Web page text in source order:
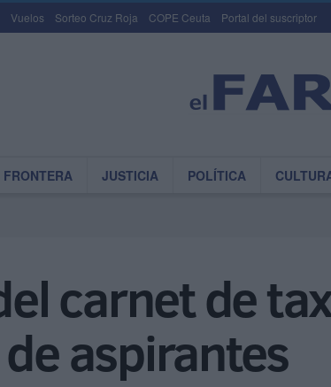
Vuelos Sorteo Cruz Roja COPE Ceuta Portal del suscriptor
FRONTERA JUSTICIA POLÍTICA
carnet de
aspirantes